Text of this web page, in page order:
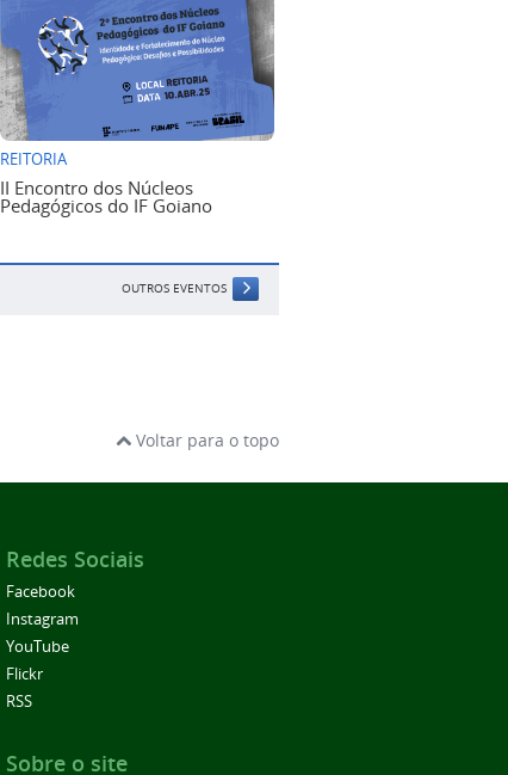
REITORIA
II Encontro dos Núcleos
Pedagógicos do IF Goiano
OUTROS EVENTOS
Voltar para o topo
Redes Sociais
Facebook
Instagram
YouTube
Flickr
RSS
Sobre o site